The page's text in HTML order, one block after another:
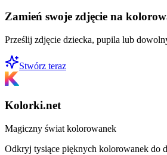
Zamień swoje zdjęcie na
Prześlij zdjęcie dziecka, pupila lub
Stwórz teraz
Kolorki.net
Magiczny świat kolorowanek
Odkryj tysiące pięknych kolorowanek do